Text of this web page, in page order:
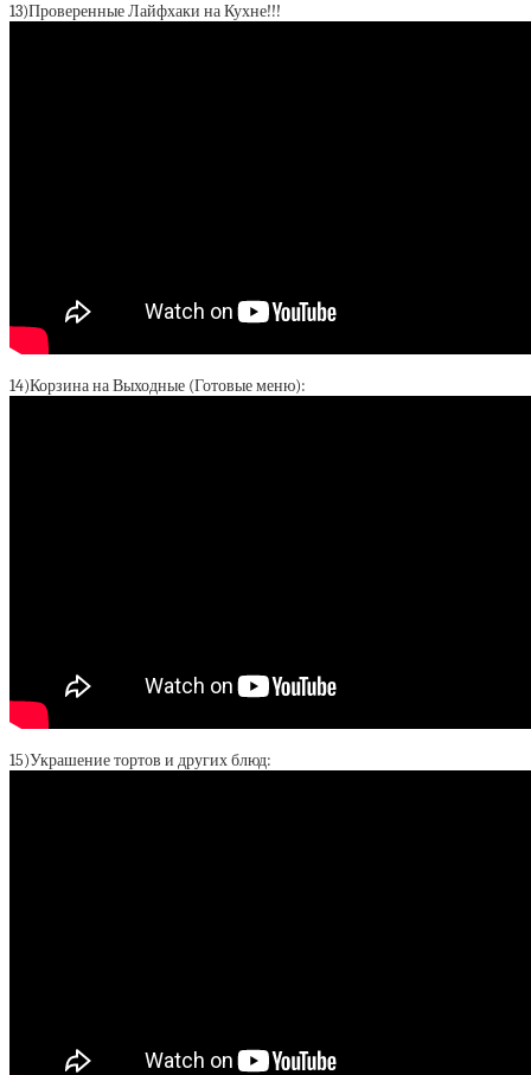
13)Проверенные Лайфхаки на Кухне!!!
14)Корзина на Выходные (Готовые меню):
15)Украшение тортов и других блюд: